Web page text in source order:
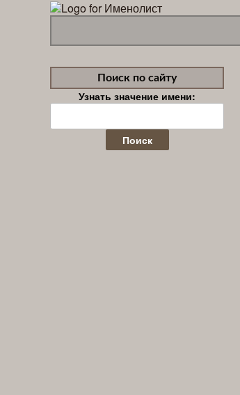
Поиск по сайту
Узнать значение имени:
Найти: